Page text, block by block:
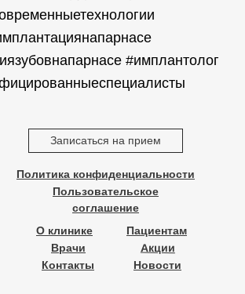
#имплантолог
Пользовательское
соглашение
Политика конфиденциальности
Врачи
Контакты
Пациентам
Акции
О клинике
Записаться на прием
Новости